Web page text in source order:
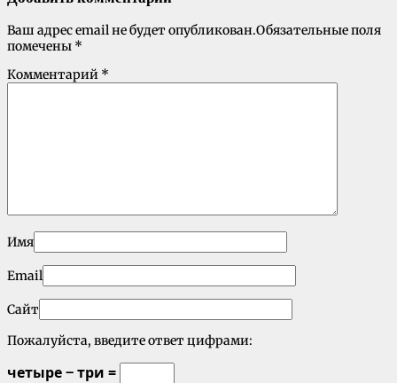
Ваш адрес email не будет опубликован.Обязательные поля
помечены *
Комментарий *
Имя
Email
Сайт
Пожалуйста, введите ответ цифрами:
четыре − три =